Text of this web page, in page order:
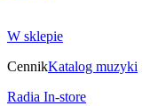
W sklepie
CennikKatalog muzyki
Radia In-store